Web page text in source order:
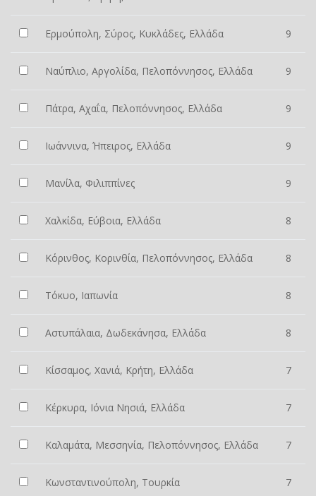
Ερμούπολη, Σύρος, Κυκλάδες, Ελλάδα 9
Ναύπλιο, Αργολίδα, Πελοπόννησος, Ελλάδα 9
Πάτρα, Αχαΐα, Πελοπόννησος, Ελλάδα 9
Ιωάννινα, Ήπειρος, Ελλάδα 9
Μανίλα, Φιλιππίνες 9
Χαλκίδα, Εύβοια, Ελλάδα 8
Κόρινθος, Κορινθία, Πελοπόννησος, Ελλάδα 8
Τόκυο, Ιαπωνία 8
Αστυπάλαια, Δωδεκάνησα, Ελλάδα 8
Κίσσαμος, Χανιά, Κρήτη, Ελλάδα 7
Κέρκυρα, Ιόνια Νησιά, Ελλάδα 7
Καλαμάτα, Μεσσηνία, Πελοπόννησος, Ελλάδα 7
Κωνσταντινούπολη, Τουρκία 7